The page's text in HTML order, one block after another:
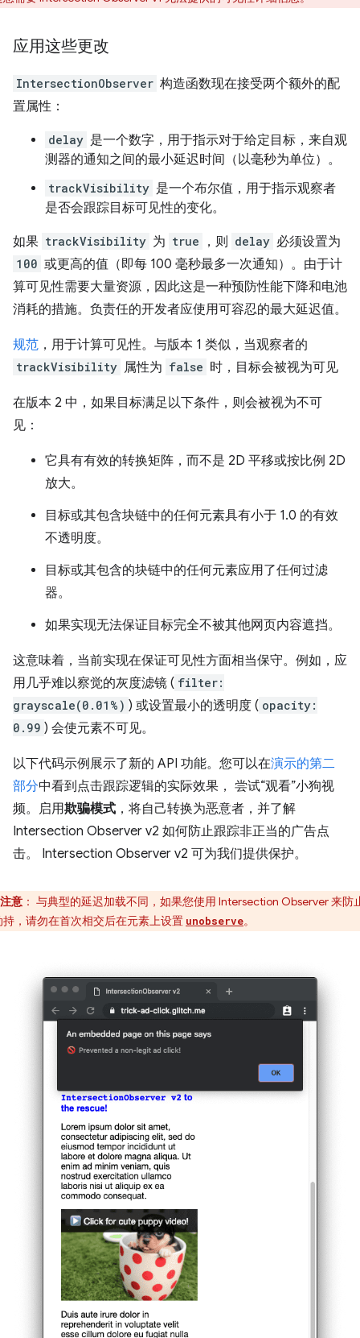
应用这些更改
IntersectionObserver 构造函数现在接受两个额外的配
置属性：
delay 是一个数字，用于指示对于给定目标，来自观
测器的通知之间的最小延迟时间（以毫秒为单位）。
trackVisibility 是一个布尔值，用于指示观察者
是否会跟踪目标可见性的变化。
如果 trackVisibility 为 true ，则 delay 必须设置为
100 或更高的值（即每 100 毫秒最多一次通知）。由于计
算可见性需要大量资源，因此这是一种预防性能下降和电池
消耗的措施。负责任的开发者应使用可容忍的最大延迟值。
规范 ，用于计算可见性。与版本 1 类似，当观察者的
trackVisibility 属性为 false 时，目标会被视为可见
在版本 2 中，如果目标满足以下条件，则会被视为不可
见：
它具有有效的转换矩阵，而不是 2D 平移或按比例 2D
放大。
目标或其包含块链中的任何元素具有小于 1.0 的有效
不透明度。
目标或其包含的块链中的任何元素应用了任何过滤
器。
如果实现无法保证目标完全不被其他网页内容遮挡。
这意味着，当前实现在保证可见性方面相当保守。例如，应
用几乎难以察觉的灰度滤镜 ( filter:
grayscale(0.01%) ) 或设置最小的透明度 ( opacity:
0.99 ) 会使元素不可见。
以下代码示例展示了新的 API 功能。您可以在演示的第二
部分中看到点击跟踪逻辑的实际效果， 尝试“观看”小狗视
频。启用欺骗模式 ，将自己转换为恶意者，并了解
Intersection Observer v2 如何防止跟踪非正当的广告点
击。 Intersection Observer v2 可为我们提供保护。
注意 ： 与典型的延迟加载不同，如果您使用 Intersection Observer 来防
持，请勿在首次相交后在元素上设置 unobserve。